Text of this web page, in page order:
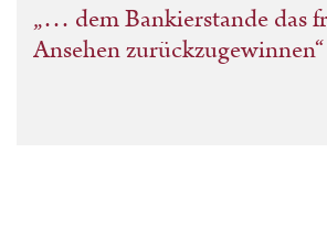
„… dem Bankierstande das
Ansehen zurückzugewinnen“